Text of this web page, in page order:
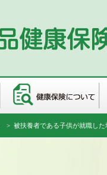
> 被扶養者である子供が就職した